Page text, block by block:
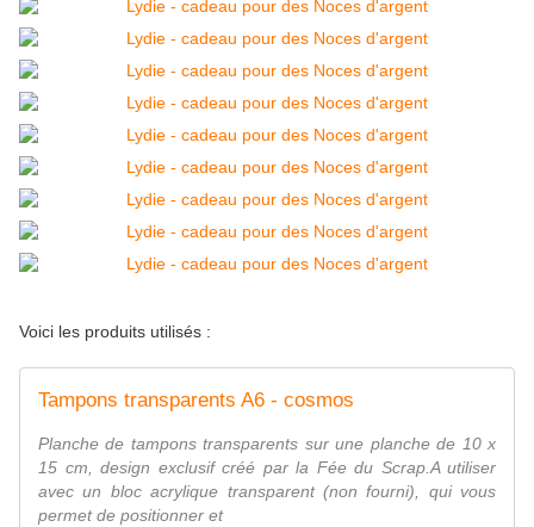
Voici les produits utilisés :
Tampons transparents A6 - cosmos
Planche de tampons transparents sur une planche de 10 x
15 cm, design exclusif créé par la Fée du Scrap.A utiliser
avec un bloc acrylique transparent (non fourni), qui vous
permet de positionner et